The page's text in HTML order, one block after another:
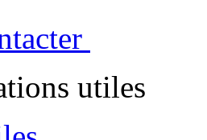
utiles